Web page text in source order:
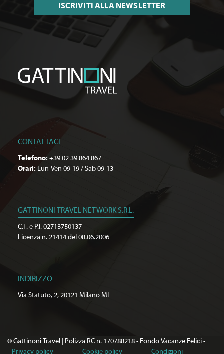
ISCRIVITI ALLA NEWSLETTER
CONTATTACI
Telefono: +39 02 39 864 867
Orari: Lun-Ven 09-19 / Sab 09-13
GATTINONI TRAVEL NETWORK S.R.L.
C.F. e P.I. 02713750137
Licenza n. 21414 del 08.06.2006
INDIRIZZO
Via Statuto, 2, 20121 Milano MI
© Gattinoni Travel | Polizza RC n. 170788218 - Fondo Vacanze Felici -
Privacy policy
- Cookie policy - Condizioni